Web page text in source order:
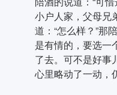
小户人家，父母兄
道：“怎么样？”那
是有情的，要选一
了去。可不是好事
心里略动了一动，